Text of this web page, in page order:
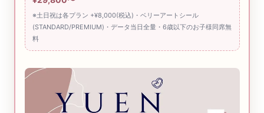
※土日祝は各プラン +¥8,000(税込)・ベリーアートシール
(STANDARD/PREMIUM)・データ当日全量・6歳以下のお子様同席無
料